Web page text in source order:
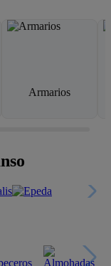
Armarios